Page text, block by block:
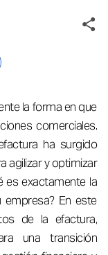
la forma en que
comerciales.
ha surgido
agilizar y optimizar
es exactamente la
En este
de la efactura,
una transición